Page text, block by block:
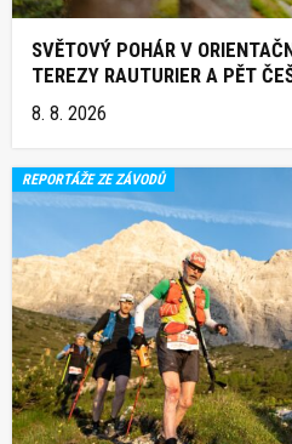
SVĚTOVÝ POHÁR V
TEREZY RAUTURIER A PĚT
8. 8. 2026
REPORTÁŽE ZE ZÁVODŮ